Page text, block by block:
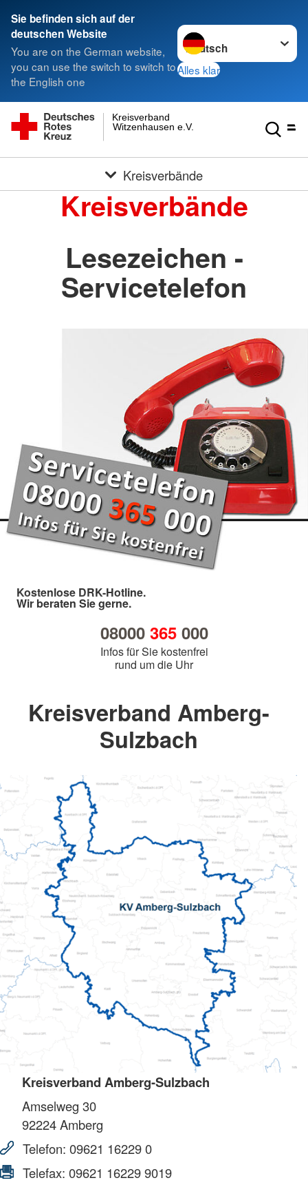
Sie befinden sich auf der
deutschen Website
You are on the German website,
you can use the switch to switch to
the English one
Sprache wechseln zu
Alles klar
Witzenhausen e.V.
Kreisverband
Kreisverbände
Kreisverbände
Lesezeichen -
Servicetelefon
Kostenlose DRK-Hotline.
Wir beraten Sie gerne.
08000 365000
Infos für Sie kostenfrei
rund um die Uhr
Kreisverband Amberg-
Sulzbach
Kreisverband Amberg-Sulzbach
Amselweg 30
92224Amberg
Telefon: 09621 16229 0
Telefax: 09621 16229 9019